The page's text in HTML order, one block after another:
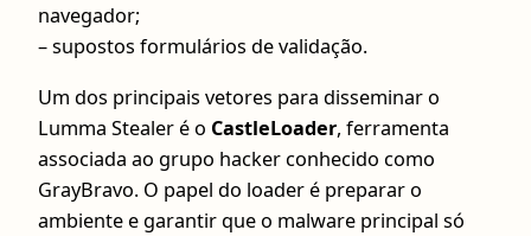
navegador;
– supostos formulários de validação.
Um dos principais vetores para disseminar o
Lumma Stealer é o CastleLoader, ferramenta
associada ao grupo hacker conhecido como
GrayBravo. O papel do loader é preparar o
ambiente e garantir que o malware principal só